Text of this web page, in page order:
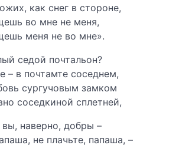
как снег в стороне,
во мне не меня,
меня не во мне».
седой почтальон?
– в почтамте соседнем,
сургучовым замком
соседкиной сплетней,
вы, наверно, добры –
не плачьте, папаша, –